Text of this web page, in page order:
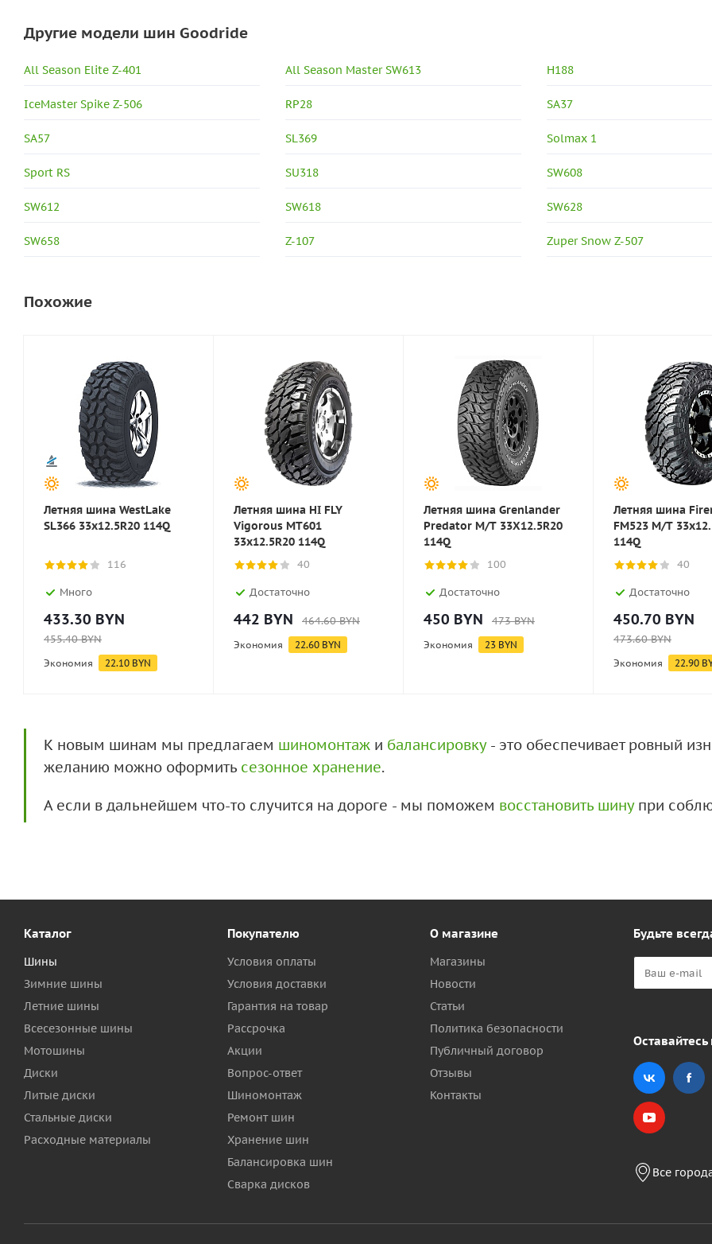
Другие модели шин Goodride
All Season Elite Z-401 All Season Master SW613 H188
IceMaster Spike Z-506 RP28 SA37
SA57 SL369 Solmax 1
Sport RS SU318 SW608
SW612 SW618 SW628
SW658 Z-107 Zuper Snow Z-507
Похожие
Летняя шина WestLake
SL366 33x12.5R20 114Q
116
Много
433.30 BYN
455.40BYN
Экономия 22.10 BYN
Летняя шина HI FLY
Vigorous MT601
33x12.5R20 114Q
40
Достаточно
442 BYN 464.60BYN
Экономия 22.60 BYN
Летняя шина Grenlander
Predator M/T 33X12.5R20
114Q
100
Достаточно
450 BYN 473BYN
Экономия 23 BYN
Летняя шина
FM523 M/T
114Q
40
Достаточно
450.70 BYN
473.60BYN
Экономия 22.90
К новым шинам мы предлагаем шиномонтаж и балансировку- это обеспечивает ровный
желанию можно оформить сезонное хранение.
А если в дальнейшем что-то случится на дороге - мы поможем восстановить шинупри
Каталог
Шины
Зимние шины
Летние шины
Всесезонные шины
Мотошины
Диски
Литые диски
Стальные диски
Расходные материалы
Покупателю
Условия оплаты
Условия доставки
Гарантия на товар
Рассрочка
Акции
Вопрос-ответ
Шиномонтаж
Ремонт шин
Хранение шин
Балансировка шин
Сварка дисков
О магазине
Магазины
Новости
Статьи
Политика безопасности
Публичный договор
Отзывы
Контакты
Будьте
Оставайтесь
Все